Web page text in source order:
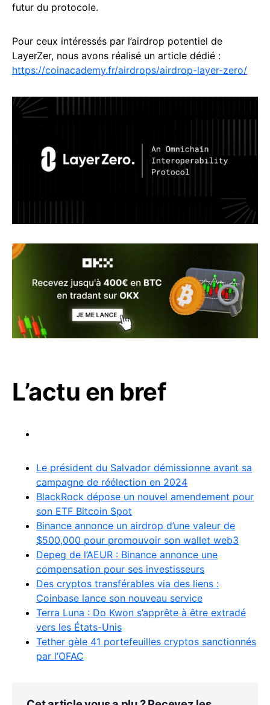
futur du protocole.
Pour ceux intéressés par l’airdrop potentiel de
LayerZer, nous avons réalisé un article dédié :
https://coinacademy.fr/airdrops/airdrop-layer-zero/
L’actu en bref
Le président du Salvador démissionne avant sa
campagne de réélection en 2024
BlackRock dépose un nouvel amendement pour
son ETF Bitcoin Spot
Binance annonce un airdrop d’une valeur de
$500,000 pour promouvoir son wallet web3
Depeg de l’AEUR : Binance annonce une
compensation pour ses investisseurs
Des cryptos transférables via des liens :
Coinbase lance son nouveau service
Terra Luna : Do Kwon s’apprête à être extradé
vers les États-Unis
Tether gèle 41 portefeuilles cryptos sanctionnés
par l’OFAC